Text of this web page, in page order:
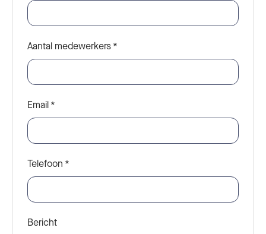
Aantal medewerkers*
Email*
Telefoon *
Bericht